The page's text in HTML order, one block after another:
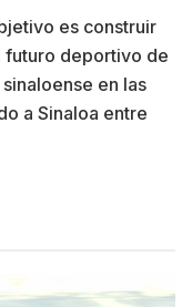
es construir
futuro deportivo de
en las
a Sinaloa entre